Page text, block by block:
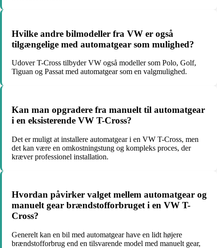
Hvilke andre bilmodeller fra VW er også
tilgængelige med automatgear som mulighed?
Udover T-Cross tilbyder VW også modeller som Polo, Golf,
Tiguan og Passat med automatgear som en valgmulighed.
Kan man opgradere fra manuelt til automatgear
i en eksisterende VW T-Cross?
Det er muligt at installere automatgear i en VW T-Cross, men
det kan være en omkostningstung og kompleks proces, der
kræver professionel installation.
Hvordan påvirker valget mellem automatgear og
manuelt gear brændstofforbruget i en VW T-
Cross?
Generelt kan en bil med automatgear have en lidt højere
brændstofforbrug end en tilsvarende model med manuelt gear,